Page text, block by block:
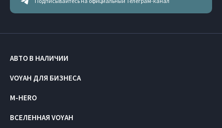
АВТО В НАЛИЧИИ
VOYAH ДЛЯ БИЗНЕСА
M-HERO
ВСЕЛЕННАЯ VOYAH